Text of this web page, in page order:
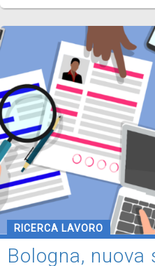
RICERCA LAVORO
Bologna, nuova